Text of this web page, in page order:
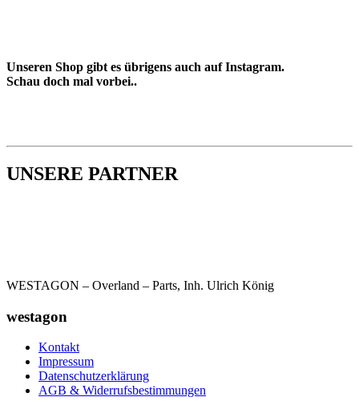
Unseren Shop gibt es übrigens auch auf Instagram.
Schau doch mal vorbei..
UNSERE PARTNER
WESTAGON – Overland – Parts, Inh. Ulrich König
westagon
Kontakt
Impressum
Datenschutzerklärung
AGB & Widerrufsbestimmungen